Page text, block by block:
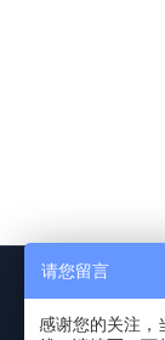
请您留言
感谢您的关注，